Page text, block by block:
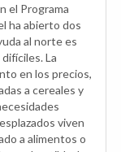
el Programa
ha abierto dos
al norte es
La
en los precios,
a cereales y
viven
a alimentos o